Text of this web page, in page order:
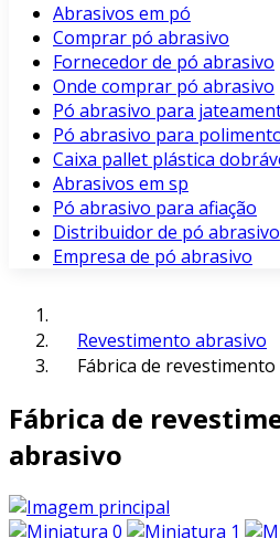
Abrasivos em pó
Comprar pó abrasivo
Fornecedor de pó abrasivo
Onde comprar pó abrasivo
Pó abrasivo para
Pó abrasivo para
Caixa pallet plástica
Abrasivos em sp
Pó abrasivo para afiação
Distribuidor de pó abrasivo
Empresa de pó abrasivo
Revestimento abrasivo
Fábrica de
Fábrica de
abrasivo